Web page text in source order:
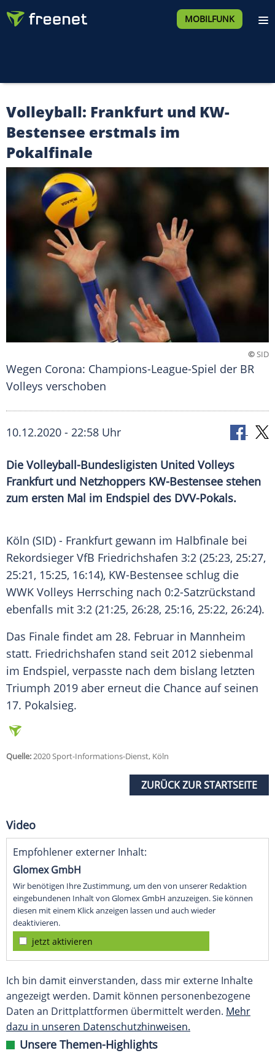
MOBILFUNK
Volleyball: Frankfurt und KW-
Bestensee erstmals im
Pokalfinale
©SID
Wegen Corona: Champions-League-Spiel der BR
Volleys verschoben
10.12.2020 - 22:58 Uhr
Die Volleyball-Bundesligisten United Volleys
Frankfurt und Netzhoppers KW-Bestensee stehen
zum ersten Mal im Endspiel des DVV-Pokals.
Köln (SID) - Frankfurt gewann im Halbfinale bei
Rekordsieger VfB Friedrichshafen 3:2 (25:23, 25:27,
25:21, 15:25, 16:14), KW-Bestensee schlug die
WWK Volleys Herrsching nach 0:2-Satzrückstand
ebenfalls mit 3:2 (21:25, 26:28, 25:16, 25:22, 26:24).
Das Finale findet am 28. Februar in Mannheim
statt. Friedrichshafen stand seit 2012 siebenmal
im Endspiel, verpasste nach dem bislang letzten
Triumph 2019 aber erneut die Chance auf seinen
17. Pokalsieg.
Quelle:2020 Sport-Informations-Dienst, Köln
ZURÜCK ZUR STARTSEITE
Video
Empfohlener externer Inhalt:
Glomex GmbH
Wir benötigen Ihre Zustimmung, um den von unserer Redaktion
eingebundenen Inhalt von Glomex GmbH anzuzeigen. Sie können
diesen mit einem Klick anzeigen lassen und auch wieder
deaktivieren.
jetzt aktivieren
Ich bin damit einverstanden, dass mir externe Inhalte
angezeigt werden. Damit können personenbezogene
Daten an Drittplattformen übermittelt werden. Mehr
dazu in unseren Datenschutzhinweisen.
Unsere Themen-Highlights